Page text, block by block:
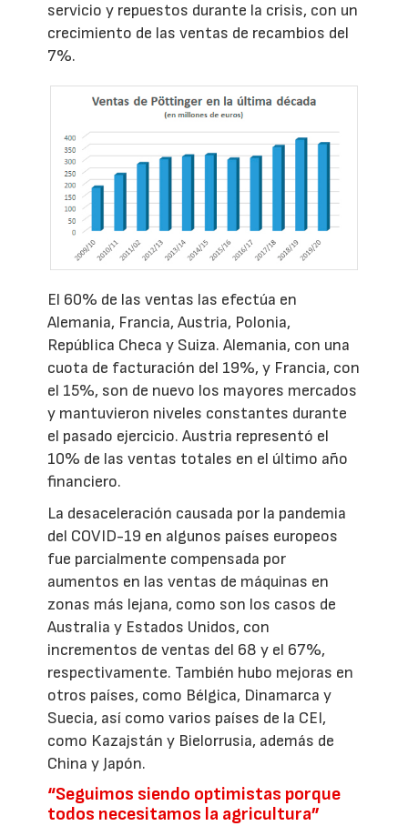
servicio y repuestos durante la crisis, con un
crecimiento de las ventas de recambios del
7%.
El 60% de las ventas las efectúa en
Alemania, Francia, Austria, Polonia,
República Checa y Suiza. Alemania, con una
cuota de facturación del 19%, y Francia, con
el 15%, son de nuevo los mayores mercados
y mantuvieron niveles constantes durante
el pasado ejercicio. Austria representó el
10% de las ventas totales en el último año
financiero.
La desaceleración causada por la pandemia
del COVID-19 en algunos países europeos
fue parcialmente compensada por
aumentos en las ventas de máquinas en
zonas más lejana, como son los casos de
Australia y Estados Unidos, con
incrementos de ventas del 68 y el 67%,
respectivamente. También hubo mejoras en
otros países, como Bélgica, Dinamarca y
Suecia, así como varios países de la CEI,
como Kazajstán y Bielorrusia, además de
China y Japón.
“Seguimos siendo optimistas porque
todos necesitamos la agricultura”